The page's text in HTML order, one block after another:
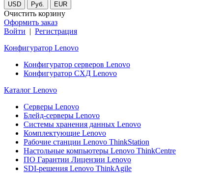
USD Руб. EUR
Очистить корзину
Оформить заказ
Войти | Регистрация
Конфигуратор Lenovo
Конфигуратор серверов Lenovo
Конфигуратор СХД Lenovo
Каталог Lenovo
Серверы Lenovo
Блейд-серверы Lenovo
Системы хранения данных Lenovo
Комплектующие Lenovo
Рабочие станции Lenovo ThinkStation
Настольные компьютеры Lenovo ThinkCentre
ПО Гарантии Лицензии Lenovo
SDI-решения Lenovo ThinkAgile